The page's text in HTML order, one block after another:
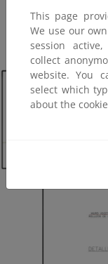
madera
térreos del
Eliminación
causar peligro
This page
We use our
session
collect
website. You
select which
about the